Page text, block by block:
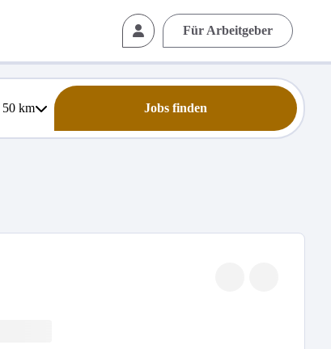
Für Arbeitgeber
50km Jobs finden